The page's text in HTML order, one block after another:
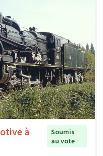
à
Soumis
au vote